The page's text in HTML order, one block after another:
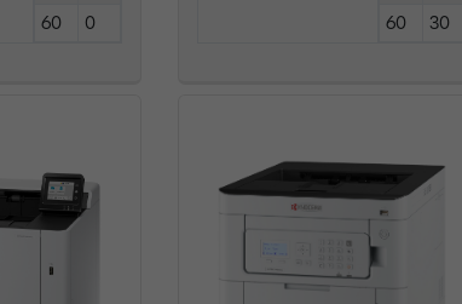
60
0
60
30